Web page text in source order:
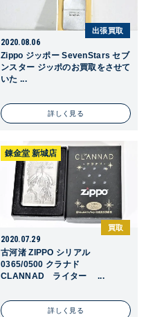
出張買取
2020.08.06
Zippo ジッポー SevenStars セブ
ンスター ジッポのお買取をさせて
いた ...
詳しく見る
錬金堂 新城店
買取
2020.07.29
古河渚 ZIPPO シリアル
0365/0500 クラナド
CLANNAD ライター ...
詳しく見る